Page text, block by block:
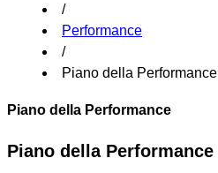
/
Performance
/
Piano della Performance
Piano della Performance
Piano della Performance